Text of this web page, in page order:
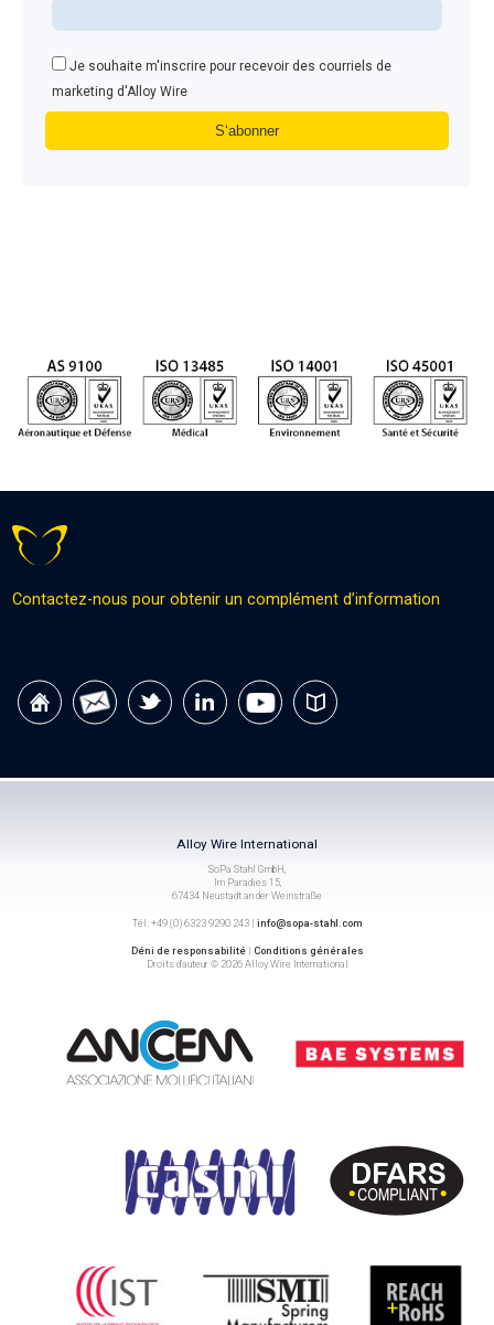
Je souhaite m'inscrire pour recevoir des courriels de
marketing d'Alloy Wire
Contactez-nous pour obtenir un complément d’information
Alloy Wire International
SoPa Stahl GmbH,
Im Paradies 15,
67434 Neustadt an der Weinstraße
Tél: +49 (0) 6323 9290 243 | info@sopa-stahl.com
Déni de responsabilité| Conditions générales
Droits d’auteur © 2026 Alloy Wire International